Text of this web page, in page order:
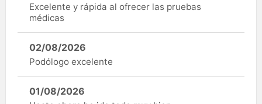
Excelente y rápida al ofrecer las pruebas
médicas
02/08/2026
Podólogo excelente
01/08/2026